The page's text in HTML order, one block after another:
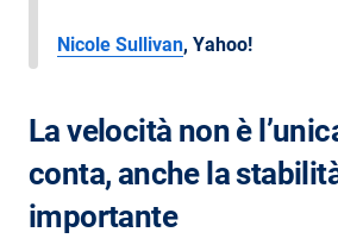
Nicole Sullivan, Yahoo!
La velocità non è
conta, anche la
importante